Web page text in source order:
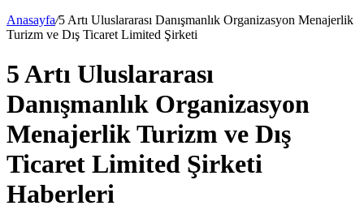
Anasayfa/5 Artı Uluslararası Danışmanlık Organizasyon Menajerlik
Turizm ve Dış Ticaret Limited Şirketi
5 Artı Uluslararası
Danışmanlık Organizasyon
Menajerlik Turizm ve Dış
Ticaret Limited Şirketi
Haberleri